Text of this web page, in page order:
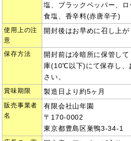
塩、ブラックペッパー、ロ
食塩、香辛料(赤唐辛子)
使用上の注
意
開封後はお早めに召し上が
保存方法
開封前は冷暗所に保管し
庫(10℃以下)にて保存し、
さい。
賞味期限 製造日より約5ヶ月
販売事業者
名
有限会社山年園
〒170-0002
東京都豊島区巣鴨3-34-1